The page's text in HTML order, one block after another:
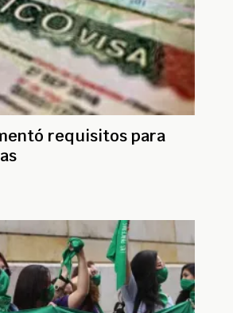
requisitos para